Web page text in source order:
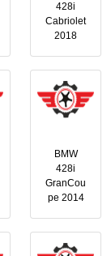
428i
Cabriolet
2018
BMW
428i
GranCou
pe 2014